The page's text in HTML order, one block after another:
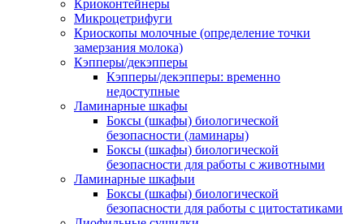
Криоконтейнеры
Микроцетрифуги
Криоскопы молочные (определение точки
замерзания молока)
Кэпперы/декэпперы
Кэпперы/декэпперы: временно
недоступные
Ламинарные шкафы
Боксы (шкафы) биологической
безопасности (ламинары)
Боксы (шкафы) биологической
безопасности для работы с животными
Ламинарные шкафыи
Боксы (шкафы) биологической
безопасности для работы с цитостатиками